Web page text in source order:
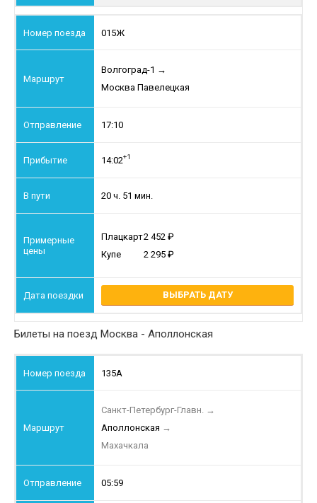
015Ж
Волгоград-1 →
Москва Павелецкая
17:10
14:02+1
20 ч. 51 мин.
Плацкарт2 452
Купе
2 295
ВЫБРАТЬ ДАТУ
Билеты на поезд Москва - Аполлонская
135А
Санкт-Петербург-Главн. →
Аполлонская →
Махачкала
05:59